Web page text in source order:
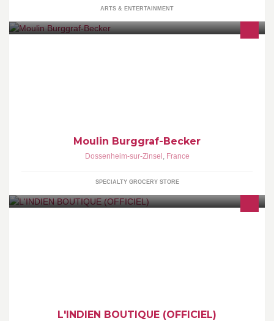
ARTS & ENTERTAINMENT
Moulin Burggraf-Becker
Dossenheim-sur-Zinsel , France
SPECIALTY GROCERY STORE
L'INDIEN BOUTIQUE (OFFICIEL)